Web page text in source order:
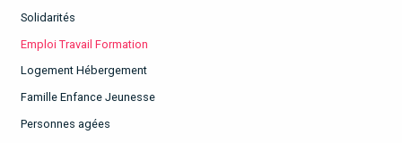
Solidarités
Emploi Travail Formation
Logement Hébergement
Famille Enfance Jeunesse
Personnes agées